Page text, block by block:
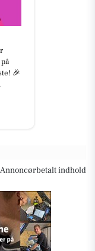
🎉
Annoncørbetalt indhold